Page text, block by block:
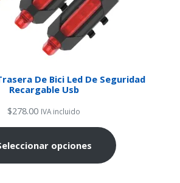
De Bici Led De Seguridad
Recargable Usb
$278.00 IVA incluido
opciones